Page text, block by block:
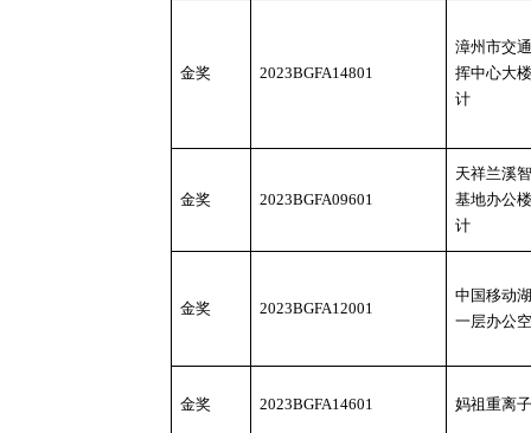
金奖 2023BGFA14801
漳州市交
挥中心大
计
金奖 2023BGFA09601
天祥兰溪
基地办公
计
金奖 2023BGFA12001
中国移动
一层办公
金奖 2023BGFA14601 妈祖重离